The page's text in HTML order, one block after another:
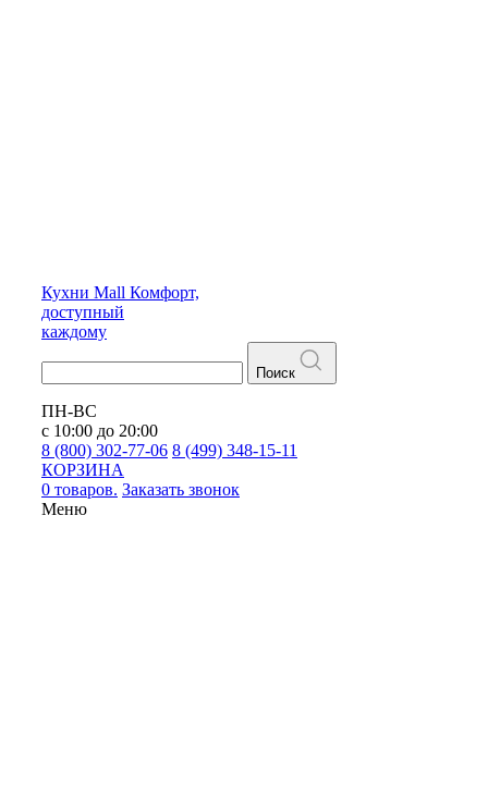
Кухни Mall Комфорт,
доступный
каждому
Поиск
ПН-ВС
с 10:00 до 20:00
8 (800) 302-77-06 8 (499) 348-15-11
КОРЗИНА
0 товаров. Заказать звонок
Меню